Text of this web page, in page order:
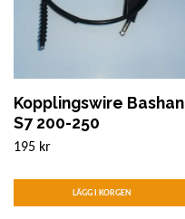
Kopplingswire Bashan
S7 200-250
195 kr